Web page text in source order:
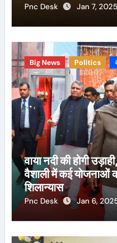
Pnc Desk Jan 7, 2025
Big News Politics
वाया नदी की होगी
वैशाली में कई योजनाओं
शिलान्यास
Pnc Desk Jan 6,